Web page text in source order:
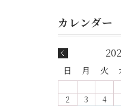
日 月 火
2
3 4